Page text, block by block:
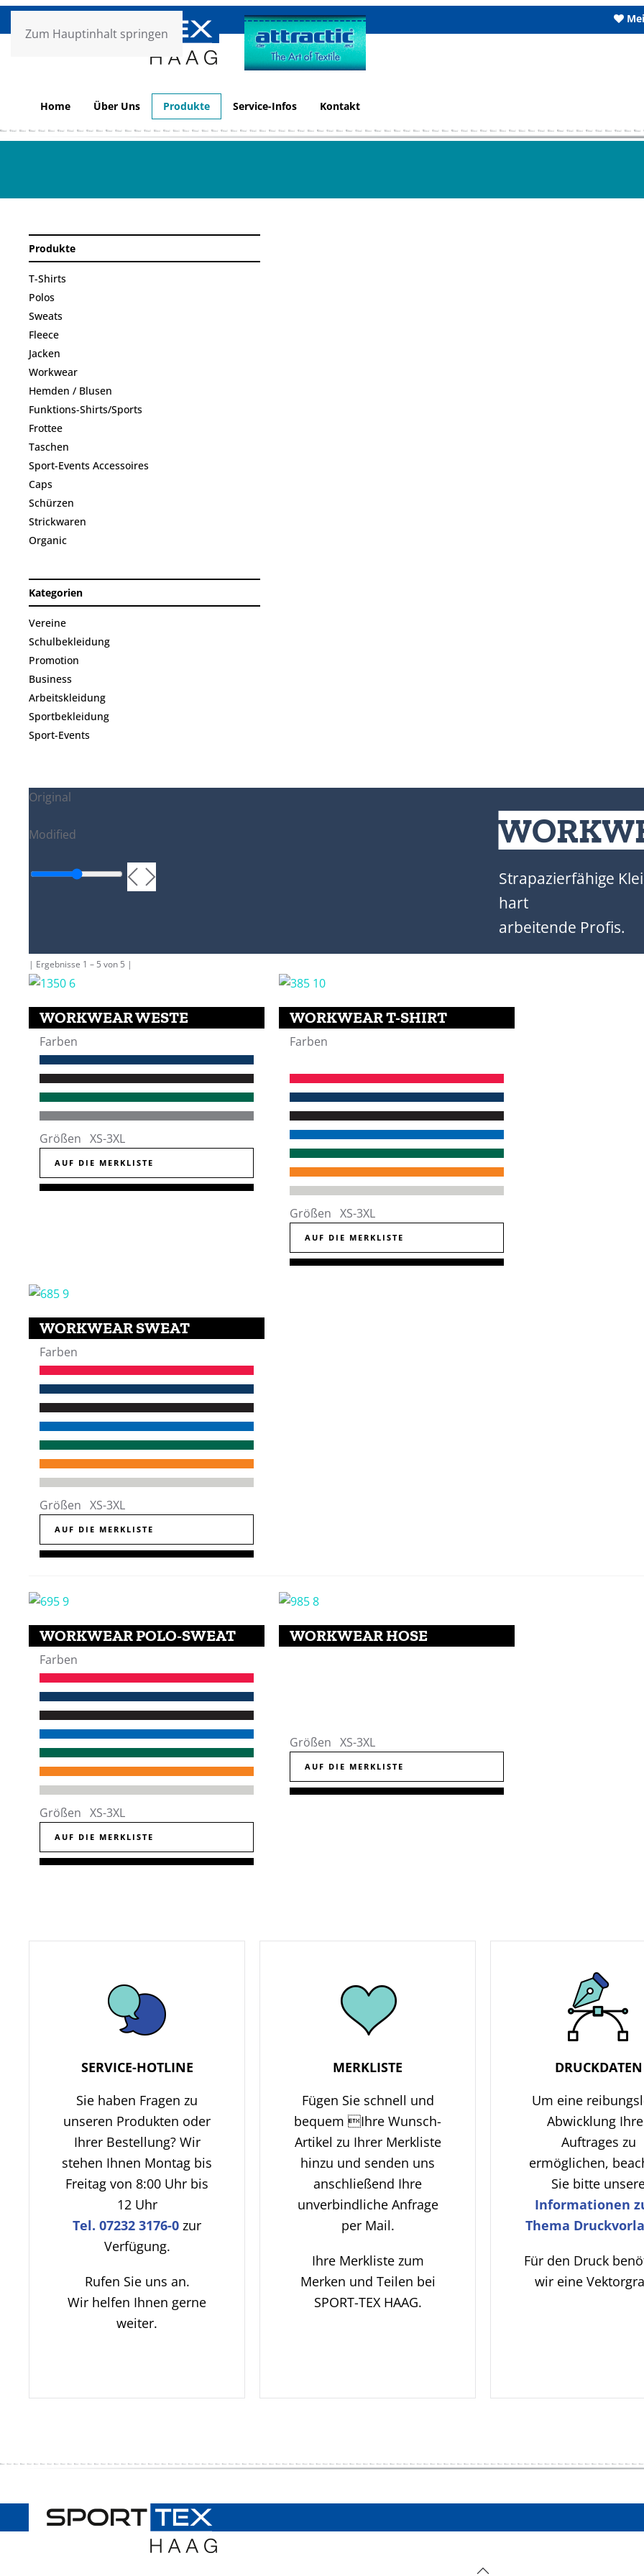
Zum Hauptinhalt springen
Home Über Uns Produkte Service-Infos Kontakt
Produkte
T-Shirts
Polos
Sweats
Fleece
Jacken
Workwear
Hemden / Blusen
Funktions-Shirts/Sports
Frottee
Taschen
Sport-Events Accessoires
Caps
Schürzen
Strickwaren
Organic
Kategorien
Vereine
Schulbekleidung
Promotion
Business
Arbeitskleidung
Sportbekleidung
Sport-Events
Original
Modified
Strapazierfähige
hart
arbeitende Profis.
| Ergebnisse 1 – 5 von 5 |
WORKWEAR WESTE
Farben
Größen XS-3XL
AUF DIE MERKLISTE
WORKWEAR T-SHIRT
Farben
Größen XS-3XL
AUF DIE MERKLISTE
WORKWEAR SWEAT
Farben
Größen XS-3XL
AUF DIE MERKLISTE
WORKWEAR POLO-SWEAT
Farben
Größen XS-3XL
AUF DIE MERKLISTE
WORKWEAR HOSE
Größen XS-3XL
AUF DIE MERKLISTE
SERVICE-HOTLINE
Sie haben Fragen zu
unseren Produkten oder
Ihrer Bestellung? Wir
stehen Ihnen Montag bis
Freitag von 8:00 Uhr bis
12 Uhr
Tel. 07232 3176-0 zur
Verfügung.
Rufen Sie uns an.
Wir helfen Ihnen gerne
weiter.
MERKLISTE
Fügen Sie schnell und
bequem Ihre Wunsch-
Artikel zu Ihrer Merkliste
hinzu und senden uns
anschließend Ihre
unverbindliche Anfrage
per Mail.
Ihre Merkliste zum
Merken und Teilen bei
SPORT-TEX HAAG.
DRUCKDATEN
Um eine
Abwicklung
Auftrages zu
ermöglichen,
Sie bitte
Informationen
Thema
Für den Druck
wir eine